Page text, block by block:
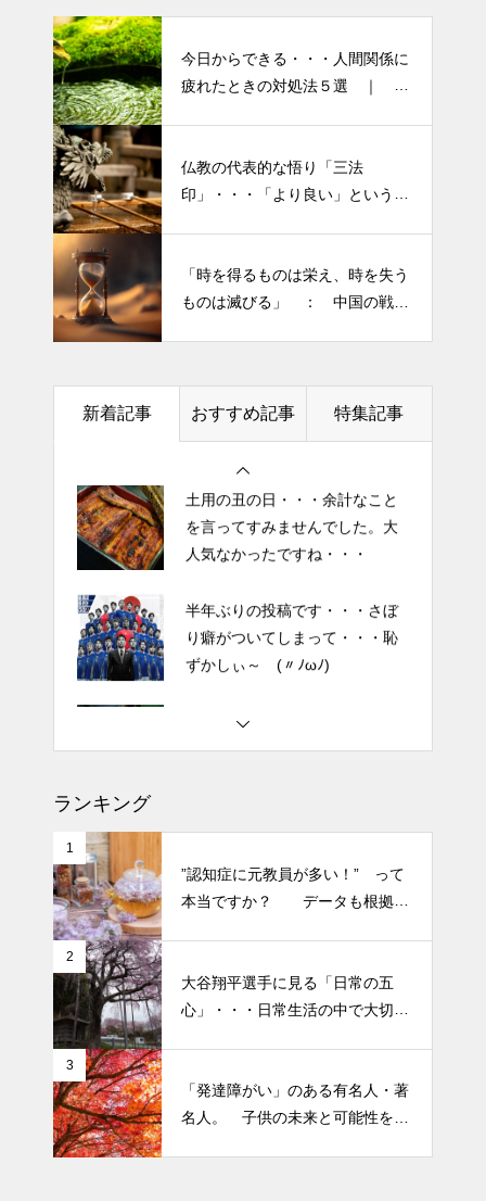
今日からできる・・・人間関係に
疲れたときの対処法５選 ｜ 心
仏教の代表的な悟り「三法
印」・・・「より良い」という気
「時を得るものは栄え、時を失う
ものは滅びる」 ： 中国の戦国
新着記事 おすすめ記事 特集記事
半年ぶりの投稿です・・・さぼ
2026 今年初めての投稿・・・
土用の丑の日・・・余計なこと
を言ってすみませんでした。大
人気なかったですね・・・
半年ぶりの投稿です・・・さぼ
り癖がついてしまって・・・恥
2026 今年初めての投稿・・・
「食生活習慣の改善」が今年の
土用の丑の日・・・余計なこと
り癖がついてしまって・・・恥
ずかしぃ～ (〃ﾉωﾉ)
「食生活習慣の改善」が今年の
テーマです。
ランキング
1
”認知症に元教員が多い！” って
本当ですか？ データも根拠も
2
大谷翔平選手に見る「日常の五
心」・・・日常生活の中で大切
3
「発達障がい」のある有名人・著
名人。 子供の未来と可能性を秘